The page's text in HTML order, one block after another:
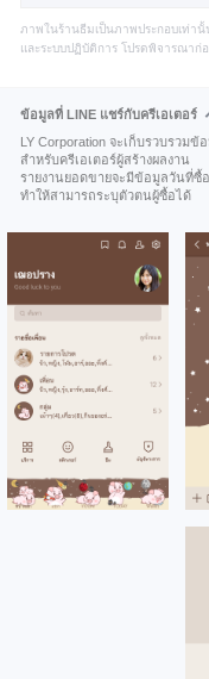
ภาพในร้านธีมเป็นภาพประกอบเท่า
และระบบปฏิบัติการ โปรดพิจารณาก่
ข้อมูลที่ LINE แชร์กับครีเอเตอร์
LY Corporation จะเก็บรวบรวม
สำหรับครีเอเตอร์ผู้สร้างผลงาน
รายงานยอดขายจะมีข้อมูลวันที่ซื้
ทำให้สามารถระบุตัวตนผู้ซื้อได้